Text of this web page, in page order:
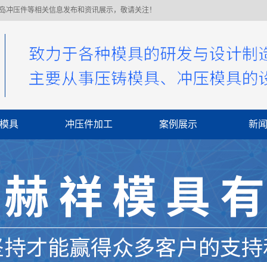
冲压件等相关信息发布和资讯展示，敬请关注！
具 冲压件加工 案例展示 新
常